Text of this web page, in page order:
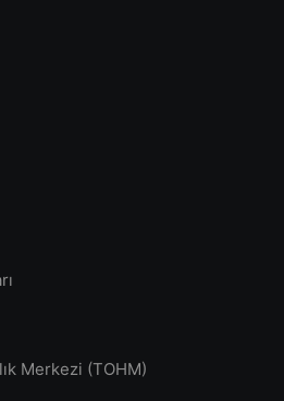
Merkezi (TOHM)